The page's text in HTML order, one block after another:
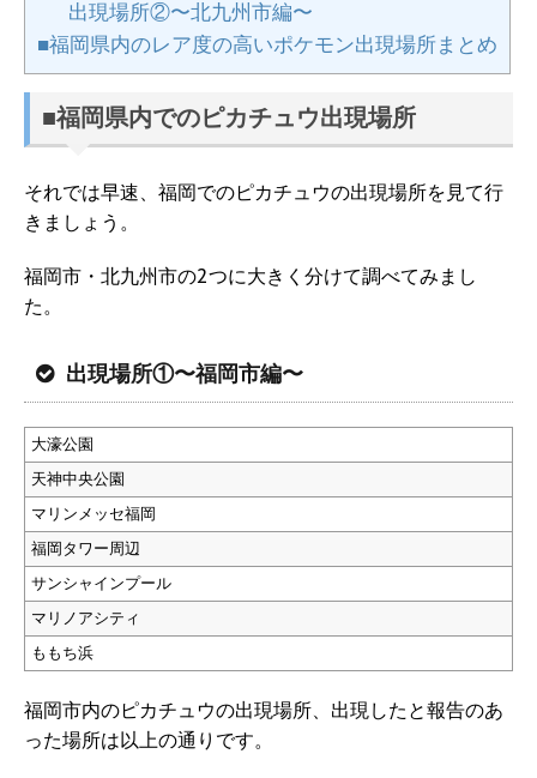
出現場所②〜北九州市編〜
■福岡県内のレア度の高いポケモン出現場所まとめ
■福岡県内でのピカチュウ出現場所
それでは早速、福岡でのピカチュウの出現場所を見て行
きましょう。
福岡市・北九州市の2つに大きく分けて調べてみまし
た。
出現場所①〜福岡市編〜
大濠公園
天神中央公園
マリンメッセ福岡
福岡タワー周辺
サンシャインプール
マリノアシティ
ももち浜
福岡市内のピカチュウの出現場所、出現したと報告のあ
った場所は以上の通りです。